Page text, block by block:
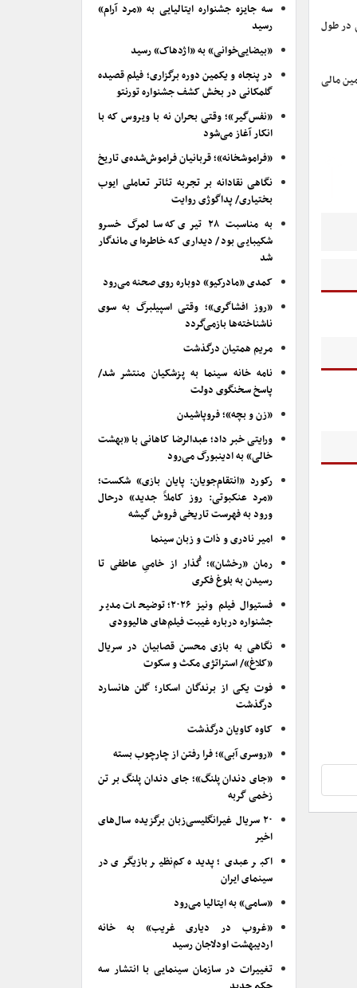
در طول
مالی
سه جایزه جشنواره ایتالیایی به «مرد آرام»
رسید
«بیضایی‌خوانی» به «اژدهاک» رسید
در پنجاه و یکمین دوره برگزاری؛ فیلم قصیده
گلمکانی در بخش کشف جشنواره تورنتو
«نفس‌گیر»؛ وقتی بحران نه با ویروس که با
انکار آغاز می‌شود
«فراموشخانه»؛ قربانیان فراموش‌شده‌ی تاریخ
نگاهی نقادانه بر تجربه تئاتر تعاملی ایوب
بختیاری/ پداگوژی روایت
به مناسبت ۲۸ تیری که سالمرگ خسرو
شکیبایی بود/ دیداری که خاطره‌ای ماندگار
شد
کمدی «مادرکیو» دوباره روی صحنه می‌رود
«روز افشاگری»؛ وقتی اسپیلبرگ به سوی
ناشناخته‌ها بازمی‌گردد
مریم همتیان درگذشت
نامه خانه سینما به پزشکیان منتشر شد/
پاسخ سخنگوی دولت
«زن و بچه»؛ فروپاشیدن
ورایتی خبر داد؛ عبدالرضا کاهانی با «بهشت
خالی» به ادینبورگ می‌رود
رکورد «انتقام‌جویان: پایان بازی» شکست؛
«مرد عنکبوتی: روز کاملاً جدید» درحال
ورود به فهرست تاریخی فروش گیشه
امیر نادری و ذات و زبان سینما
رمان «رخشان»؛ گُذار از خامیِ عاطفی تا
رسیدن به بلوغ فکری
فستیوال فیلم ونیز ۲۰۲۶؛ توضیحات مدیر
جشنواره درباره غیبت فیلم‌های هالیوودی
نگاهی به بازی محسن قصابیان در سریال
«کلاغ»/ استراتژی مکث و سکوت
فوت یکی از برندگان اسکار؛ گلن هانسارد
درگذشت
کاوه کاویان درگذشت
«روسری آبی»؛ فرا رفتن از چارچوب بسته
«جای دندان پلنگ»؛ جای دندان پلنگ بر تن
زخمی گربه
۲۰ سریال غیرانگلیسی‌زبان برگزیده سال‌های
اخیر
اکبر عبدی؛ پدیده کم‌نظیر بازیگری در
سینمای ایران
«سامی» به ایتالیا می‌رود
«غروب در دیاری غریب» به خانه
اردیبهشت اودلاجان رسید
تغییرات در سازمان سینمایی با انتشار سه